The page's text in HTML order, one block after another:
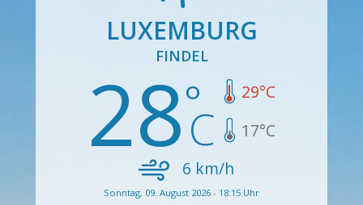
LUXEMBURG
FINDEL
28 29°C
17°C
6 km/h
Sonntag, 09. August 2026 - 18:15 Uhr